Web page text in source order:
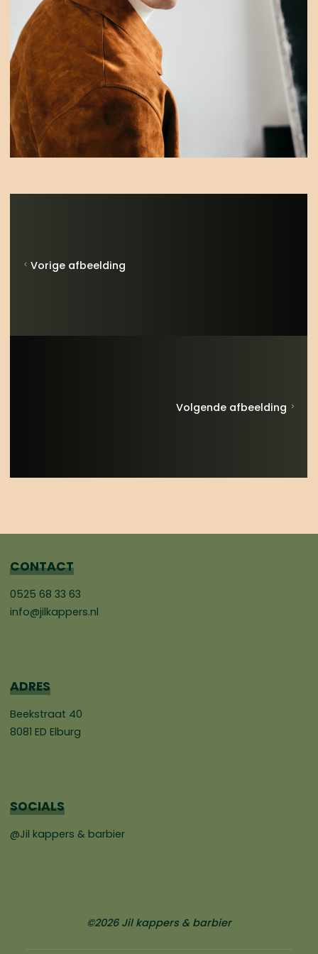
Vorige afbeelding
Volgende afbeelding
CONTACT
0525 68 33 63
info@jilkappers.nl
ADRES
Beekstraat 40
8081 ED Elburg
SOCIALS
@Jil kappers & barbier
©2026 Jil kappers & barbier